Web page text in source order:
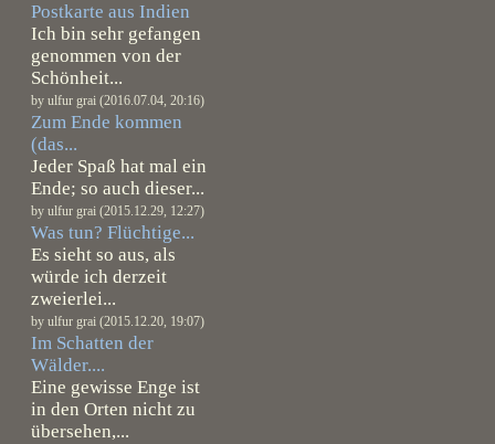
Postkarte aus Indien
Ich bin sehr gefangen
genommen von der
Schönheit...
by ulfur grai (2016.07.04, 20:16)
Zum Ende kommen
(das...
Jeder Spaß hat mal ein
Ende; so auch dieser...
by ulfur grai (2015.12.29, 12:27)
Was tun? Flüchtige...
Es sieht so aus, als
würde ich derzeit
zweierlei...
by ulfur grai (2015.12.20, 19:07)
Im Schatten der
Wälder....
Eine gewisse Enge ist
in den Orten nicht zu
übersehen,...